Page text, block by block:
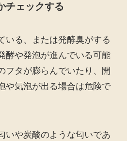
チェックする
いる、または発酵臭がする
酵や発泡が進んでいる可能
フタが膨らんでいたり、開
や気泡が出る場合は危険で
いや炭酸のような匂いであ